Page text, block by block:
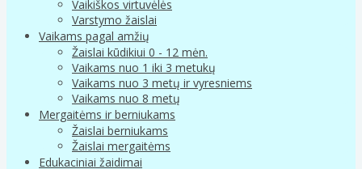
Vaikiškos virtuvėlės
Varstymo žaislai
Vaikams pagal amžių
Žaislai kūdikiui 0 - 12 mėn.
Vaikams nuo 1 iki 3 metukų
Vaikams nuo 3 metų ir vyresniems
Vaikams nuo 8 metų
Mergaitėms ir berniukams
Žaislai berniukams
Žaislai mergaitėms
Edukaciniai žaidimai